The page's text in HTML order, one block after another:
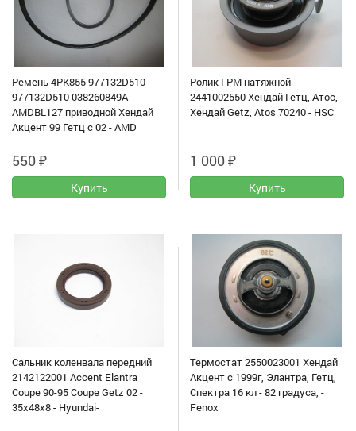
Ремень 4PK855 977132D510
977132D510 038260849A
AMDBL127 приводной Хендай
Акцент 99 Гетц с 02 - AMD
550₽
Ролик ГРМ натяжной
2441002550 Хендай Гетц, Атос,
Хендай Getz, Atos 70240 - HSC
1 000₽
Сальник коленвала передний
2142122001 Accent Elantra
Coupe 90-95 Coupe Getz 02 -
35x48x8 - Hyundai-
Термостат 2550023001 Хендай
Акцент с 1999г, Элантра, Гетц,
Спектра 16 кл - 82 градуса, -
Fenox